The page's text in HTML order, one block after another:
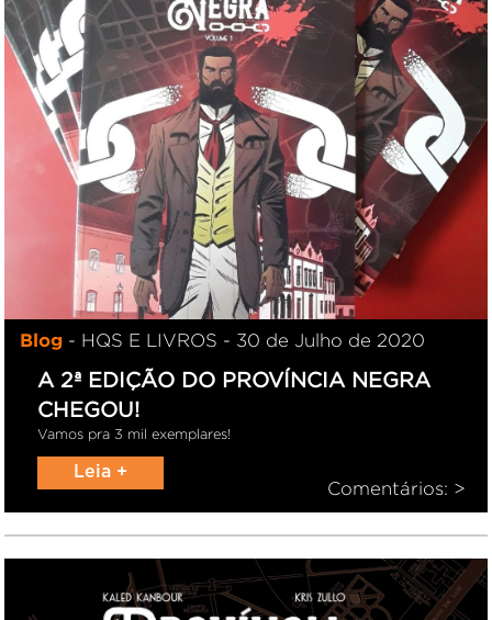
Blog- HQS E LIVROS - 30 de Julho de 2020
A 2ª EDIÇÃO DO PROVÍNCIA NEGRA
CHEGOU!
Vamos pra 3 mil exemplares!
Leia +
Comentários: >